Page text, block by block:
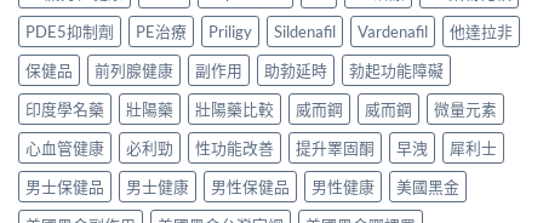
中
實
測
評
價〉
中
安
全
服
方
法
與
正
貨
購
買
買
渠
道
價
錢
完
整
指
南〉
中
安
心？
2026
年
香
港
延
時
噴
霧
PDE5抑制劑
PE治療 Priligy Sildenafil Vardenafil
他達拉非
保健品
前列腺健康 副作用 助勃延時
勃起功能障礙
印度學名藥
壯陽藥 壯陽藥比較 威而鋼 威而鋼
微量元素
心血管健康
必利勁 性功能改善 提升睪固酮 早洩
犀利士
男士保健品
男士健康 男性保健品 男性健康
美國黑金